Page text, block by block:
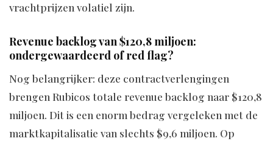
vrachtprijzen volatiel zijn.
Revenue backlog van $120,8 miljoen:
ondergewaardeerd of red flag?
Nog belangrijker: deze contractverlengingen
brengen Rubicos totale revenue backlog naar $120,8
miljoen. Dit is een enorm bedrag vergeleken met de
marktkapitalisatie van slechts $9,6 miljoen. Op